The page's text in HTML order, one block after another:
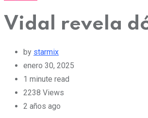
Vidal revela
by starmix
enero 30, 2025
1 minute read
2238 Views
2 años ago